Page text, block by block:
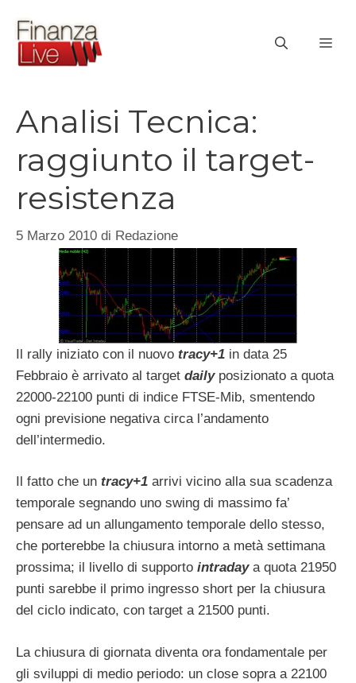
contenuto
Analisi Tecnica:
raggiunto il target-
resistenza
5 Marzo 2010 di Redazione
Il rally iniziato con il nuovo tracy+1 in data 25
Febbraio è arrivato al target daily posizionato a quota
22000-22100 punti di indice FTSE-Mib, smentendo
ogni previsione negativa circa l’andamento
dell’intermedio.
Il fatto che un tracy+1 arrivi vicino alla sua scadenza
temporale segnando uno swing di massimo fa’
pensare ad un allungamento temporale dello stesso,
che porterebbe la chiusura intorno a metà settimana
prossima; il livello di supporto intraday a quota 21950
punti sarebbe il primo ingresso short per la chiusura
del ciclo indicato, con target a 21500 punti.
La chiusura di giornata diventa ora fondamentale per
gli sviluppi di medio periodo: un close sopra a 22100